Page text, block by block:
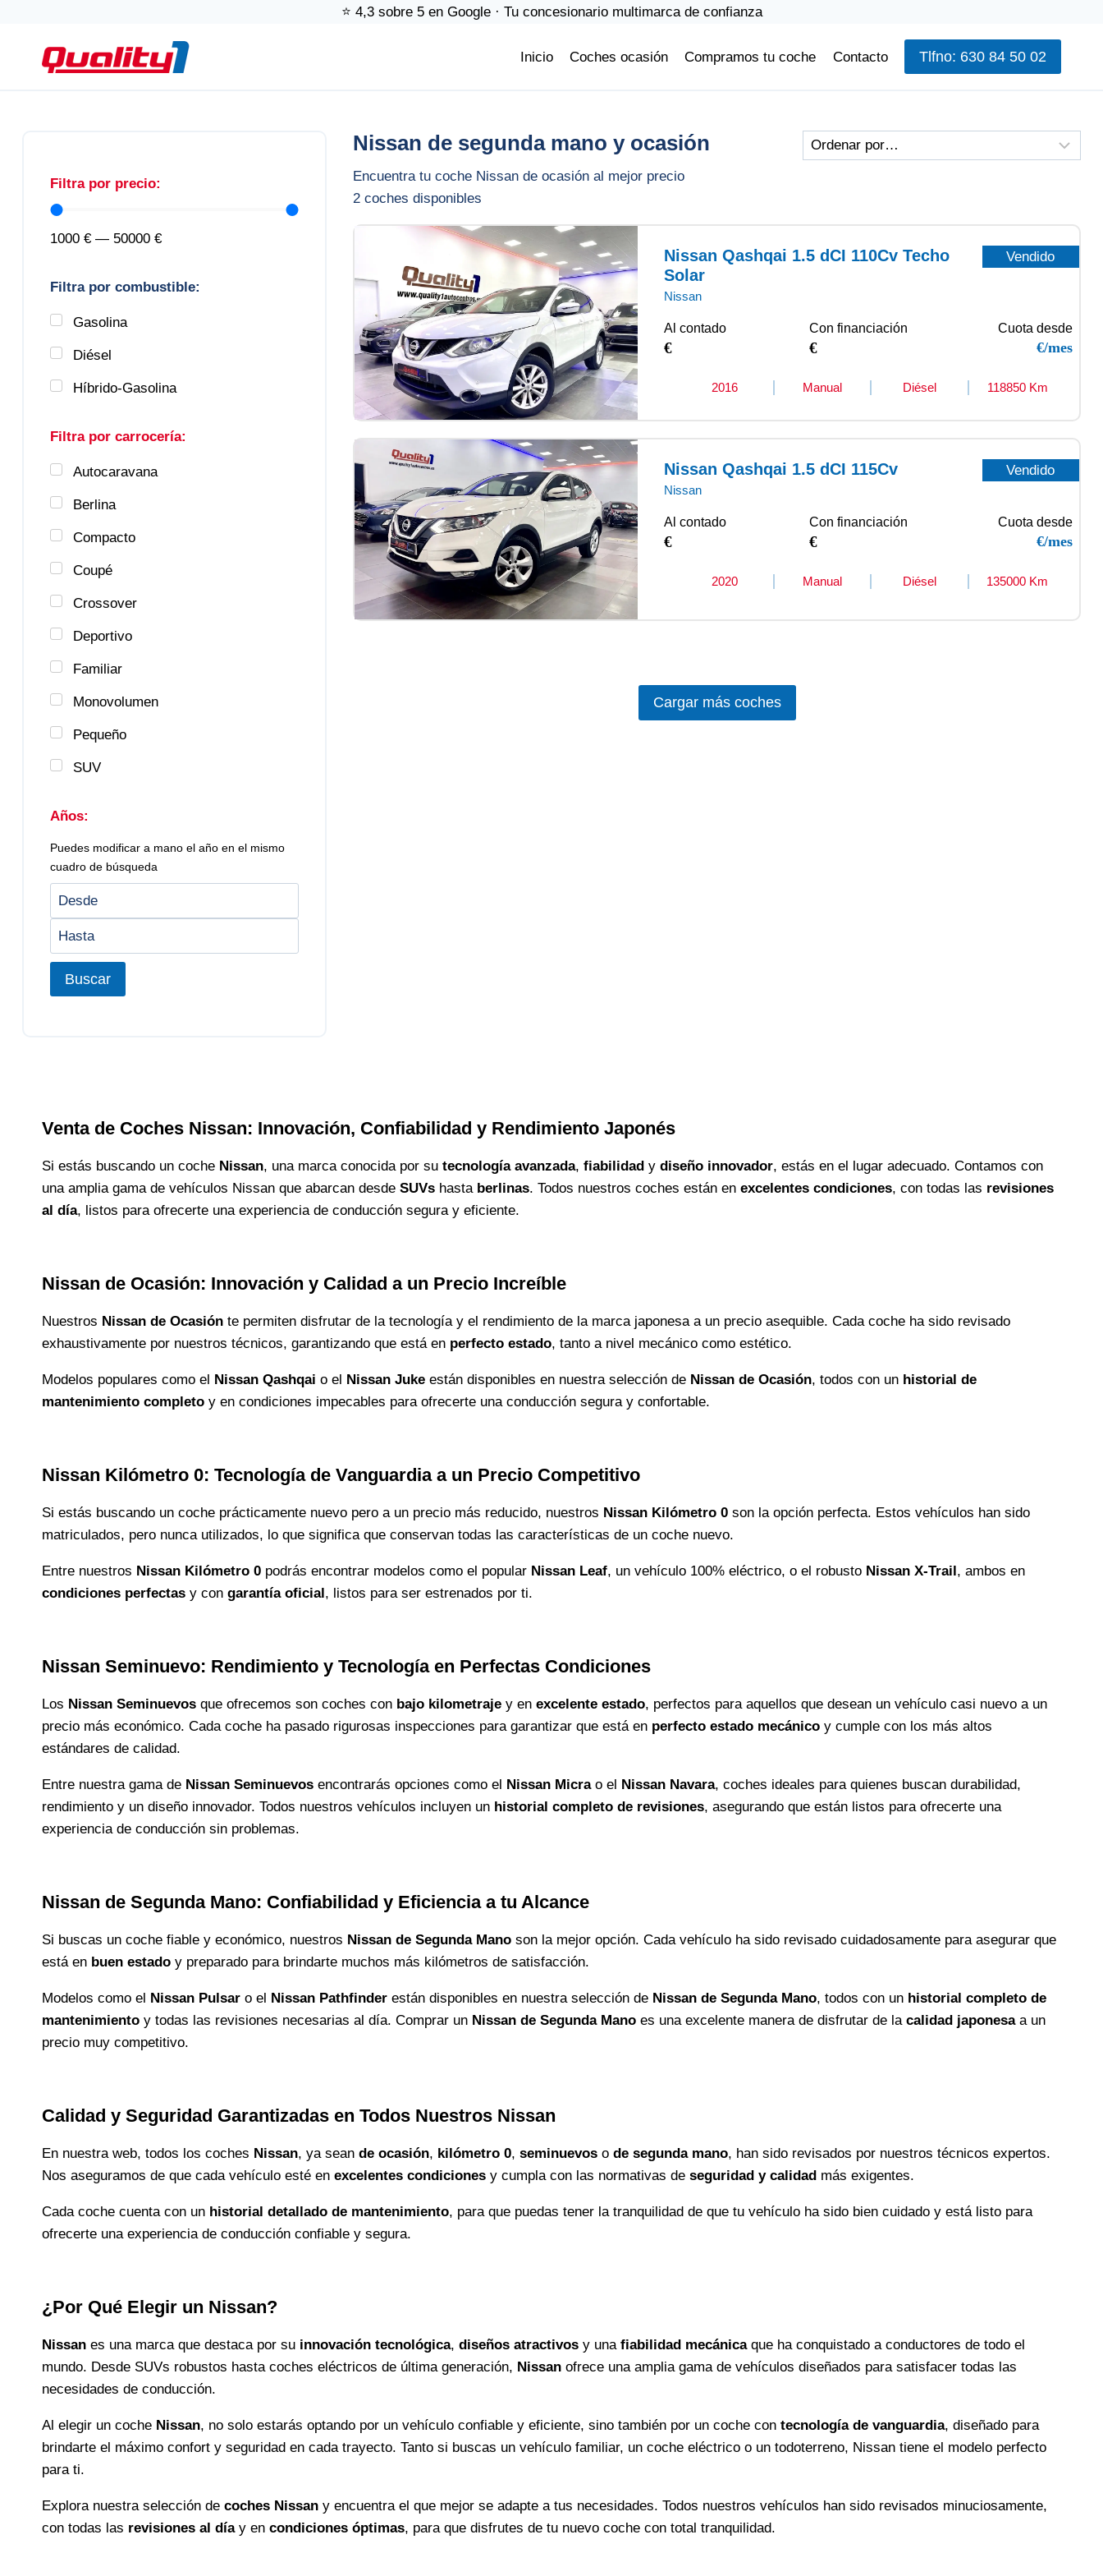
contenido
⭐ 4,3 sobre 5 en Google · Tu concesionario multimarca de confianza
Inicio Coches ocasión Compramos tu coche Contacto Tlfno: 630 84 50 02
Filtra por precio:
1000 € — 50000 €
Filtra por combustible:
Gasolina
Diésel
Híbrido-Gasolina
Filtra por carrocería:
Autocaravana
Berlina
Compacto
Coupé
Crossover
Deportivo
Familiar
Monovolumen
Pequeño
SUV
Años:
Puedes modificar a mano el año en el mismo
cuadro de búsqueda
Buscar
Nissan de segunda mano y ocasión
Encuentra tu coche Nissan de ocasión al mejor precio
2 coches disponibles
Nissan Qashqai 1.5 dCI 110Cv Techo
Solar
Nissan
Vendido
Al contado
€
Con financiación
€
Cuota desde
€/mes
2016 Manual Diésel 118850 Km
Nissan Qashqai 1.5 dCI 115Cv
Nissan
Vendido
Al contado
€
Con financiación
€
Cuota desde
€/mes
2020 Manual Diésel 135000 Km
Cargar más coches
Venta de Coches Nissan: Innovación, Confiabilidad y Rendimiento Japonés
Si estás buscando un coche Nissan, una marca conocida por su tecnología avanzada, fiabilidad y diseño innovador, estás en el lugar adecuado. Contamos con
una amplia gama de vehículos Nissan que abarcan desde SUVs hasta berlinas. Todos nuestros coches están en excelentes condiciones, con todas las revisiones
al día, listos para ofrecerte una experiencia de conducción segura y eficiente.
Nissan de Ocasión: Innovación y Calidad a un Precio Increíble
Nuestros Nissan de Ocasión te permiten disfrutar de la tecnología y el rendimiento de la marca japonesa a un precio asequible. Cada coche ha sido revisado
exhaustivamente por nuestros técnicos, garantizando que está en perfecto estado, tanto a nivel mecánico como estético.
Modelos populares como el Nissan Qashqai o el Nissan Juke están disponibles en nuestra selección de Nissan de Ocasión, todos con un historial de
mantenimiento completo y en condiciones impecables para ofrecerte una conducción segura y confortable.
Nissan Kilómetro 0: Tecnología de Vanguardia a un Precio Competitivo
Si estás buscando un coche prácticamente nuevo pero a un precio más reducido, nuestros Nissan Kilómetro 0 son la opción perfecta. Estos vehículos han sido
matriculados, pero nunca utilizados, lo que significa que conservan todas las características de un coche nuevo.
Entre nuestros Nissan Kilómetro 0 podrás encontrar modelos como el popular Nissan Leaf, un vehículo 100% eléctrico, o el robusto Nissan X-Trail, ambos en
condiciones perfectas y con garantía oficial, listos para ser estrenados por ti.
Nissan Seminuevo: Rendimiento y Tecnología en Perfectas Condiciones
Los Nissan Seminuevos que ofrecemos son coches con bajo kilometraje y en excelente estado, perfectos para aquellos que desean un vehículo casi nuevo a un
precio más económico. Cada coche ha pasado rigurosas inspecciones para garantizar que está en perfecto estado mecánico y cumple con los más altos
estándares de calidad.
Entre nuestra gama de Nissan Seminuevos encontrarás opciones como el Nissan Micrao el Nissan Navara, coches ideales para quienes buscan durabilidad,
rendimiento y un diseño innovador. Todos nuestros vehículos incluyen un historial completo de revisiones, asegurando que están listos para ofrecerte una
experiencia de conducción sin problemas.
Nissan de Segunda Mano: Confiabilidad y Eficiencia a tu Alcance
Si buscas un coche fiable y económico, nuestros Nissan de Segunda Mano son la mejor opción. Cada vehículo ha sido revisado cuidadosamente para asegurar que
está en buen estado y preparado para brindarte muchos más kilómetros de satisfacción.
Modelos como el Nissan Pulsar o el Nissan Pathfinder están disponibles en nuestra selección de Nissan de Segunda Mano, todos con un historial completo de
mantenimiento y todas las revisiones necesarias al día. Comprar un Nissan de Segunda Mano es una excelente manera de disfrutar de la calidad japonesaa un
precio muy competitivo.
Calidad y Seguridad Garantizadas en Todos Nuestros Nissan
En nuestra web, todos los coches Nissan, ya sean de ocasión, kilómetro 0, seminuevos o de segunda mano, han sido revisados por nuestros técnicos expertos.
Nos aseguramos de que cada vehículo esté en excelentes condiciones y cumpla con las normativas de seguridad y calidad más exigentes.
Cada coche cuenta con un historial detallado de mantenimiento, para que puedas tener la tranquilidad de que tu vehículo ha sido bien cuidado y está listo para
ofrecerte una experiencia de conducción confiable y segura.
¿Por Qué Elegir un Nissan?
Nissan es una marca que destaca por su innovación tecnológica, diseños atractivos y una fiabilidad mecánicaque ha conquistado a conductores de todo el
mundo. Desde SUVs robustos hasta coches eléctricos de última generación, Nissan ofrece una amplia gama de vehículos diseñados para satisfacer todas las
necesidades de conducción.
Al elegir un coche Nissan, no solo estarás optando por un vehículo confiable y eficiente, sino también por un coche con tecnología de vanguardia, diseñado para
brindarte el máximo confort y seguridad en cada trayecto. Tanto si buscas un vehículo familiar, un coche eléctrico o un todoterreno, Nissan tiene el modelo perfecto
para ti.
Explora nuestra selección de coches Nissan y encuentra el que mejor se adapte a tus necesidades. Todos nuestros vehículos han sido revisados minuciosamente,
con todas las revisiones al díay en condiciones óptimas, para que disfrutes de tu nuevo coche con total tranquilidad.